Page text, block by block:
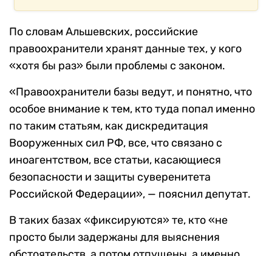
По словам Альшевских, российские
правоохранители хранят данные тех, у кого
«хотя бы раз» были проблемы с законом.
«Правоохранители базы ведут, и понятно, что
особое внимание к тем, кто туда попал именно
по таким статьям, как дискредитация
Вооруженных сил РФ, все, что связано с
иноагентством, все статьи, касающиеся
безопасности и защиты суверенитета
Российской Федерации», — пояснил депутат.
В таких базах «фиксируются» те, кто «не
просто были задержаны для выяснения